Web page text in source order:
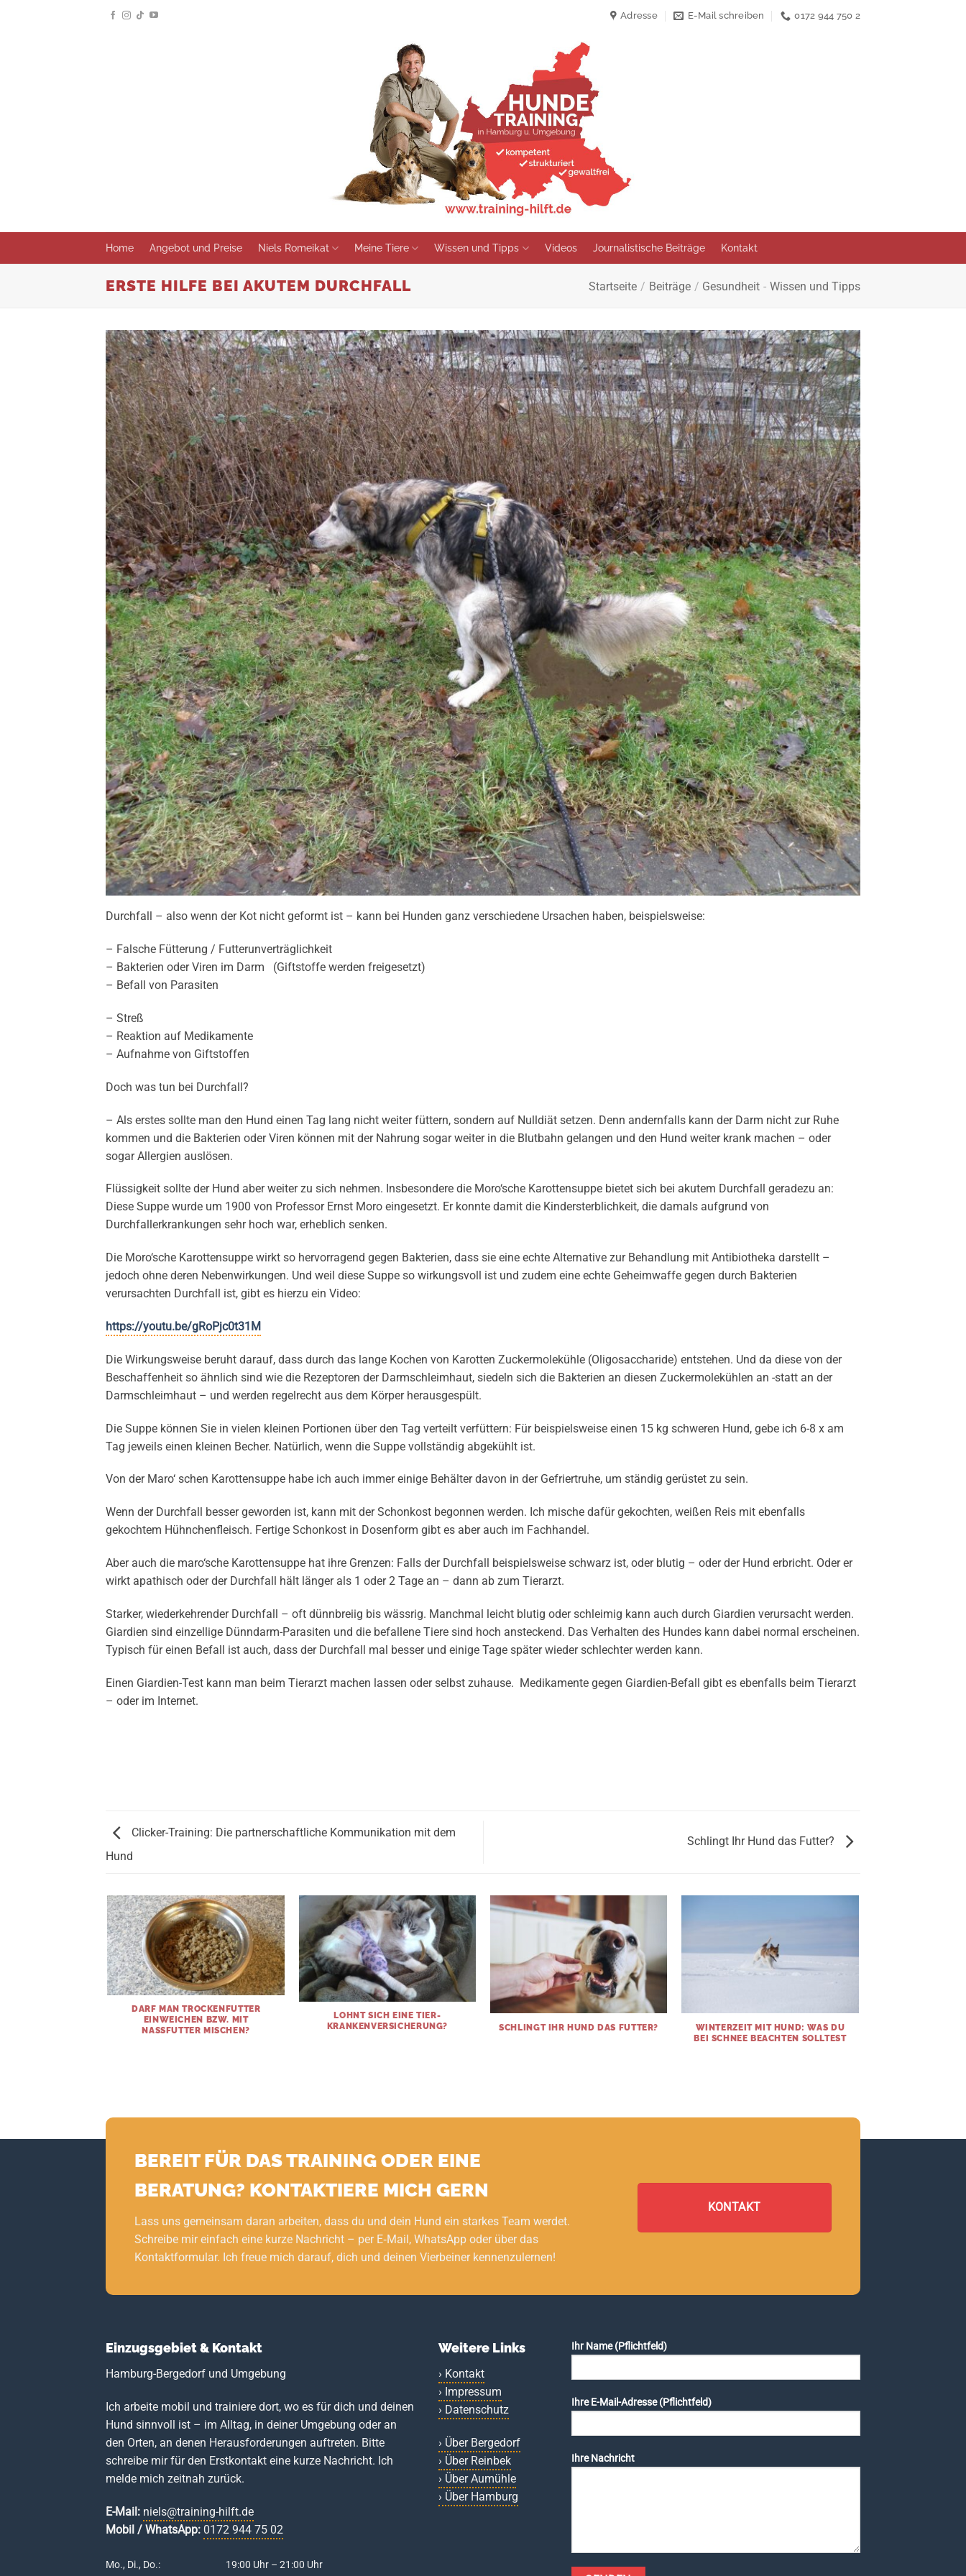
Adresse E-Mail schreiben 0172 944 750 2
Home Angebot und Preise Niels Romeikat Meine Tiere Wissen und Tipps Videos Journalistische Beiträge Kontakt
ERSTE HILFE BEI AKUTEM DURCHFALL Startseite / Beiträge / Gesundheit - Wissen und Tipps
Durchfall – also wenn der Kot nicht geformt ist – kann bei Hunden ganz verschiedene Ursachen haben, beispielsweise:
– Falsche Fütterung / Futterunverträglichkeit
– Bakterien oder Viren im Darm (Giftstoffe werden freigesetzt)
– Befall von Parasiten
– Streß
– Reaktion auf Medikamente
– Aufnahme von Giftstoffen
Doch was tun bei Durchfall?
– Als erstes sollte man den Hund einen Tag lang nicht weiter füttern, sondern auf Nulldiät setzen. Denn andernfalls kann der Darm nicht zur Ruhe
kommen und die Bakterien oder Viren können mit der Nahrung sogar weiter in die Blutbahn gelangen und den Hund weiter krank machen – oder
sogar Allergien auslösen.
Flüssigkeit sollte der Hund aber weiter zu sich nehmen. Insbesondere die Moro‘sche Karottensuppe bietet sich bei akutem Durchfall geradezu an:
Diese Suppe wurde um 1900 von Professor Ernst Moro eingesetzt. Er konnte damit die Kindersterblichkeit, die damals aufgrund von
Durchfallerkrankungen sehr hoch war, erheblich senken.
Die Moro‘sche Karottensuppe wirkt so hervorragend gegen Bakterien, dass sie eine echte Alternative zur Behandlung mit Antibiotheka darstellt –
jedoch ohne deren Nebenwirkungen. Und weil diese Suppe so wirkungsvoll ist und zudem eine echte Geheimwaffe gegen durch Bakterien
verursachten Durchfall ist, gibt es hierzu ein Video:
https://youtu.be/gRoPjc0t31M
Die Wirkungsweise beruht darauf, dass durch das lange Kochen von Karotten Zuckermolekühle (Oligosaccharide) entstehen. Und da diese von der
Beschaffenheit so ähnlich sind wie die Rezeptoren der Darmschleimhaut, siedeln sich die Bakterien an diesen Zuckermolekühlen an -statt an der
Darmschleimhaut – und werden regelrecht aus dem Körper herausgespült.
Die Suppe können Sie in vielen kleinen Portionen über den Tag verteilt verfüttern: Für beispielsweise einen 15 kg schweren Hund, gebe ich 6-8 x am
Tag jeweils einen kleinen Becher. Natürlich, wenn die Suppe vollständig abgekühlt ist.
Von der Maro‘ schen Karottensuppe habe ich auch immer einige Behälter davon in der Gefriertruhe, um ständig gerüstet zu sein.
Wenn der Durchfall besser geworden ist, kann mit der Schonkost begonnen werden. Ich mische dafür gekochten, weißen Reis mit ebenfalls
gekochtem Hühnchenfleisch. Fertige Schonkost in Dosenform gibt es aber auch im Fachhandel.
Aber auch die maro‘sche Karottensuppe hat ihre Grenzen: Falls der Durchfall beispielsweise schwarz ist, oder blutig – oder der Hund erbricht. Oder er
wirkt apathisch oder der Durchfall hält länger als 1 oder 2 Tage an – dann ab zum Tierarzt.
Starker, wiederkehrender Durchfall – oft dünnbreiig bis wässrig. Manchmal leicht blutig oder schleimig kann auch durch Giardien verursacht werden.
Giardien sind einzellige Dünndarm-Parasiten und die befallene Tiere sind hoch ansteckend. Das Verhalten des Hundes kann dabei normal erscheinen.
Typisch für einen Befall ist auch, dass der Durchfall mal besser und einige Tage später wieder schlechter werden kann.
Einen Giardien-Test kann man beim Tierarzt machen lassen oder selbst zuhause. Medikamente gegen Giardien-Befall gibt es ebenfalls beim Tierarzt
– oder im Internet.
Clicker-Training: Die partnerschaftliche Kommunikation mit dem
Hund
Schlingt Ihr Hund das Futter?
DARF MAN TROCKENFUTTER
EINWEICHEN BZW. MIT
NASSFUTTER MISCHEN?
LOHNT SICH EINE TIER-
KRANKENVERSICHERUNG?
SCHLINGT IHR HUND DAS FUTTER?
WINTERZEIT MIT HUND: WAS DU
BEI SCHNEE BEACHTEN SOLLTEST
BEREIT FÜR DAS TRAINING ODER EINE
BERATUNG? KONTAKTIERE MICH GERN
Lass uns gemeinsam daran arbeiten, dass du und dein Hund ein starkes Team werdet.
Schreibe mir einfach eine kurze Nachricht – per E‑Mail, WhatsApp oder über das
Kontaktformular. Ich freue mich darauf, dich und deinen Vierbeiner kennenzulernen!
KONTAKT
Einzugsgebiet & Kontakt
Hamburg-Bergedorf und Umgebung
Ich arbeite mobil und trainiere dort, wo es für dich und deinen
Hund sinnvoll ist – im Alltag, in deiner Umgebung oder an
den Orten, an denen Herausforderungen auftreten. Bitte
schreibe mir für den Erstkontakt eine kurze Nachricht. Ich
melde mich zeitnah zurück.
E-Mail: niels@training-hilft.de
Mobil / WhatsApp: 0172 944 75 02
Mo., Di., Do.: 19:00 Uhr – 21:00 Uhr
Weitere Links
› Kontakt
› Impressum
› Datenschutz
› Über Bergedorf
› Über Reinbek
› Über Aumühle
› Über Hamburg
Ihr Name (Pflichtfeld)
Ihre E-Mail-Adresse (Pflichtfeld)
Ihre Nachricht